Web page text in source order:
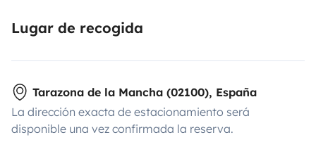
Lugar de recogida
Tarazona de la Mancha (02100), España
La dirección exacta de estacionamiento será
disponible una vez confirmada la reserva.